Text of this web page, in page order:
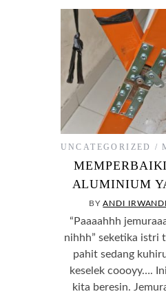
UNCATEGORIZED
ALUMINIUM
BYANDI
“Paaaahhh
nihhh” seketika istri
pahit sedang
keselek coooyy….
kita beresin.